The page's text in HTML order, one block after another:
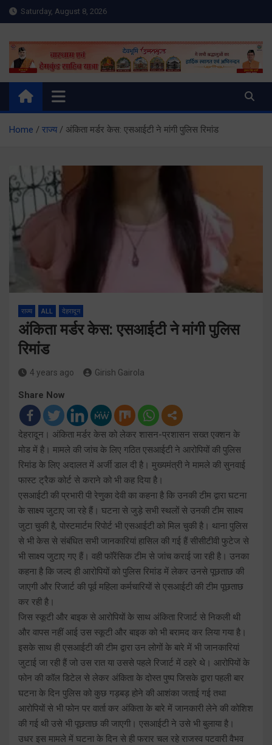
Skip
to
Saturday, August 8, 2026
Meru Raibar | Uttarakhand
News | Uttarkashi News
meruraibar.com
Home राज्य अंकिता मर्डर केस: एसआईटी ने मांगी पुलिस रिमांड
राज्य ALL देहरादून
अंकिता मर्डर केस: एसआईटी ने मांगी पुलिस
रिमांड
4 years ago Girish Gairola
Share Now
देहरादून। अंकिता मर्डर केस को लेकर शासन-प्रशासन सख्त एक्शन के
मोड में है। मामले की जांच के लिए गठित एसआईटी ने आरोपियों की पुलिस
रिमांड के लिए अदालत में अर्जी डाल दी है। मुख्यमंत्री ने मामले की सुनवाई
फास्ट ट्रैक कोर्ट से कराने को भी कह दिया है।
एसआईटी की प्रभारी पी रेणुका देवी का कहना है कि उनकी टीम द्वारा घटना
के साक्ष्य जुटाए जा रहे हैं। घटना से जुड़े सभी स्थलों से उनकी टीम साक्ष्य
जुटा चुकी है, पोस्टमार्टम रिपोर्ट भी एसआईटी को मिल चुकी है। थाना पुलिस
से भी केस से संबंधित सभी जानकारियां हासिल की गई हैं सीसीटीवी फुटेज से
भी साक्ष्य जुटाए गए हैं। वही फॉरेंसिक टीम से जांच कराई जा रही है। उनका
कहना है कि जल्द ही आरोपियों को पुलिस रिमांड में लेकर उनसे पूछताछ की
जाएगी और रिजार्ट की पूर्व महिला कर्मचारियों से एसआईटी की टीम पूछताछ
कर रही है।
जिस स्कूटी और बाइक से आरोपियों के साथ अंकिता रिजार्ट से निकली थी
और वापस नहीं आई उस स्कूटी और बाइक को भी बरामद कर लिया गया है।
इसके साथ ही एसआईटी की टीम द्वारा उन लोगों के बारे में भी जानकारियां
जुटाई जा रही हैं जो उस रात या उससे पहले रिजार्ट में ठहरे थे। आरोपियों के
फोन की कॉल डिटेल से लेकर अंकिता के दोस्त पुष्प जिसके द्वारा पहली बार
घटना के दिन पुलिस को कुछ गड़बड़ होने की आशंका जताई गई तथा
आरोपियों से भी फोन पर वार्ता कर अंकिता के बारे में जानकारी लेने की कोशिश
की गई थी उसे भी पूछताछ की जाएगी। एसआईटी ने उसे भी बुलाया है।
उधर इस मामले में घटना के दिन से ही फरार चल रहे राजस्व पटवारी वैभव